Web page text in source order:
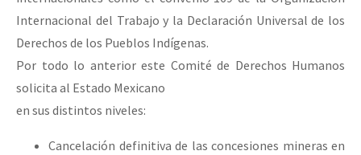
Internacional del Trabajo y la Declaración Universal de los
Derechos de los Pueblos Indígenas.
Por todo lo anterior este Comité de Derechos Humanos
solicita al Estado Mexicano
en sus distintos niveles:
Cancelación definitiva de las concesiones mineras en